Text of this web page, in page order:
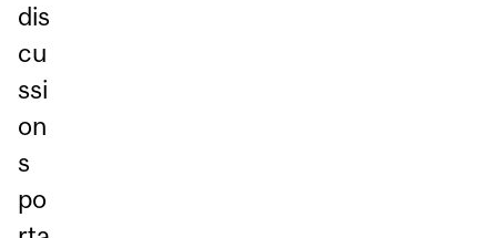
dis
cu
ssi
on
s
po